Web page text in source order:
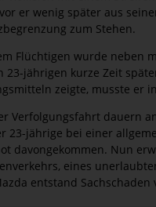
er wenig später aus
zum Stehen.
Flüchtigen wurde neben
23-jährigen kurze Zeit
zeigte, musste er
Verfolgungsfahrt dauern
23-jährige bei einer
davongekommen. Nun
eines
entstand Sachschaden